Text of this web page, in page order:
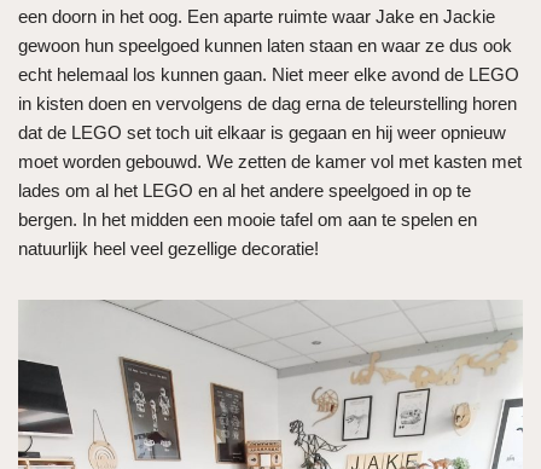
een doorn in het oog. Een aparte ruimte waar Jake en Jackie
gewoon hun speelgoed kunnen laten staan en waar ze dus ook
echt helemaal los kunnen gaan. Niet meer elke avond de LEGO
in kisten doen en vervolgens de dag erna de teleurstelling horen
dat de LEGO set toch uit elkaar is gegaan en hij weer opnieuw
moet worden gebouwd. We zetten de kamer vol met kasten met
lades om al het LEGO en al het andere speelgoed in op te
bergen. In het midden een mooie tafel om aan te spelen en
natuurlijk heel veel gezellige decoratie!